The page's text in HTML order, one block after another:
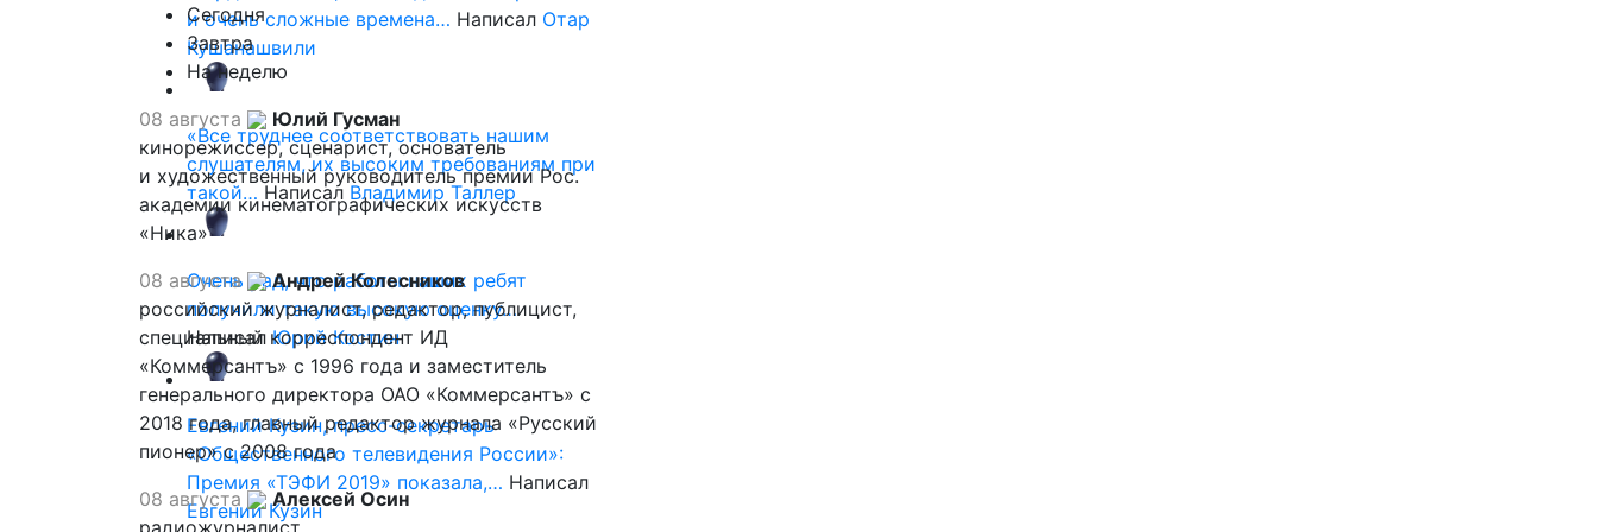
и очень сложные времена… Написал Отар
Кушанашвили
«Все труднее соответствовать нашим
слушателям, их высоким требованиям при
такой… Написал Владимир Таллер
Очень рад, что работы наших ребят
получили такую высокую оценку…
НаписалЮрий Костин
Евгений Кузин, пресс-секретарь
«Общественного телевидения России»:
Премия «ТЭФИ 2019» показала,… Написал
Евгений Кузин
Сегодня
Завтра
На неделю
08 августа
Юлий Гусман
кинорежиссер, сценарист, основатель
и художественный руководитель премии Рос.
академии кинематографических искусств
«Ника»
08 августа
Андрей Колесников
российский журналист, редактор, публицист,
специальный корреспондент ИД
«Коммерсантъ» с 1996 года и заместитель
генерального директора ОАО «Коммерсантъ» с
2018 года, главный редактор журнала «Русский
пионер» с 2008 года
08 августа
Алексей Осин
радиожурналист